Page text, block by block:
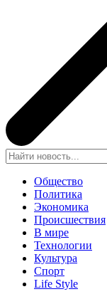
Общество
Политика
Экономика
Происшествия
В мире
Технологии
Культура
Спорт
Life Style